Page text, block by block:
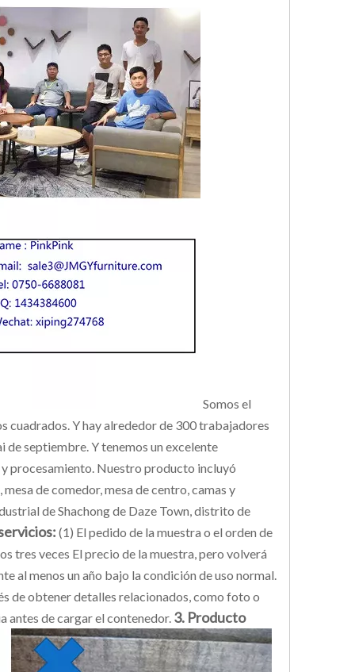
Somos el
cuadrados. Y hay alrededor de 300 trabajadores
de septiembre. Y tenemos un excelente
procesamiento. Nuestro producto incluyó
de comedor, mesa de centro, camas y
de Shachong de Daze Town, distrito de
(1) El pedido de la muestra o el orden de
tres veces El precio de la muestra, pero volverá
al menos un año bajo la condición de uso normal.
de obtener detalles relacionados, como foto o
antes de cargar el contenedor. 3. Producto